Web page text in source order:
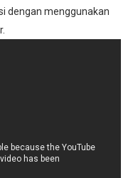
dengan menggunakan